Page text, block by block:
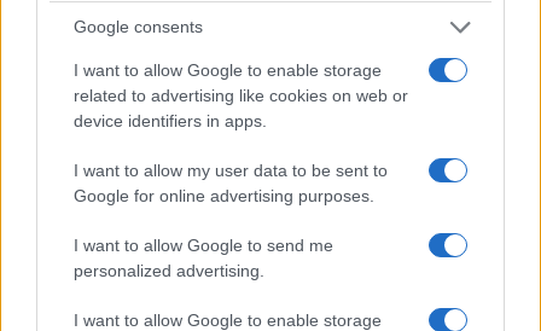
Google consents
I want to allow Google to enable storage
related to advertising like cookies on web or
device identifiers in apps.
I want to allow my user data to be sent to
Google for online advertising purposes.
I want to allow Google to send me
personalized advertising.
I want to allow Google to enable storage
5/08/2026 - 11:00μμ